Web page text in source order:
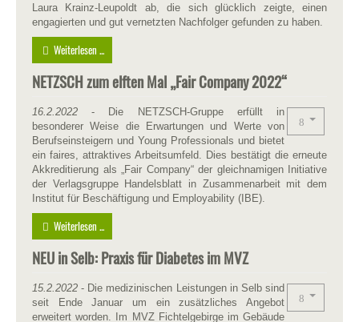
Laura Krainz-Leupoldt ab, die sich glücklich zeigte, einen
engagierten und gut vernetzten Nachfolger gefunden zu haben.
Weiterlesen ...
NETZSCH zum elften Mal „Fair Company 2022“
16.2.2022 - Die NETZSCH-Gruppe erfüllt in
besonderer Weise die Erwartungen und Werte von
Berufseinsteigern und Young Professionals und bietet
ein faires, attraktives Arbeitsumfeld. Dies bestätigt die erneute
Akkreditierung als „Fair Company“ der gleichnamigen Initiative
der Verlagsgruppe Handelsblatt in Zusammenarbeit mit dem
Institut für Beschäftigung und Employability (IBE).
Weiterlesen ...
NEU in Selb: Praxis für Diabetes im MVZ
15.2.2022 - Die medizinischen Leistungen in Selb sind
seit Ende Januar um ein zusätzliches Angebot
erweitert worden. Im MVZ Fichtelgebirge im Gebäude